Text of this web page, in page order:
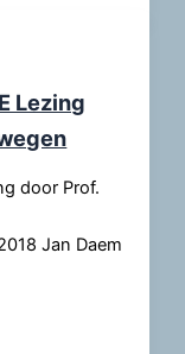
Lezing
door Prof.
Jan Daem